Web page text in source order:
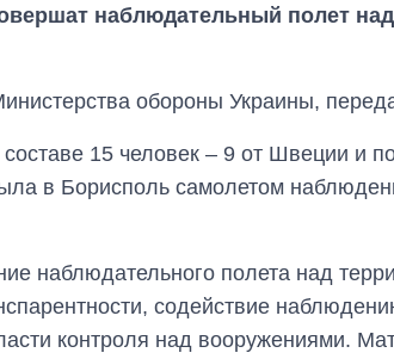
наблюдательный полет
обороны Украины,
15 человек – 9 от Швеции и
в Борисполь самолетом
наблюдательного полета над
содействие
контроля над вооружениями.